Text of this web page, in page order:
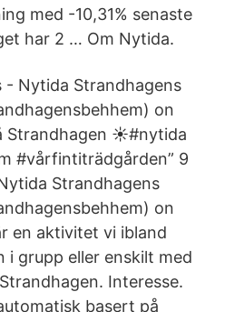
med -10,31% senaste
har 2 … Om Nytida.
- Nytida Strandhagens
on
Strandhagen ☀️#nytida
#vårfintiträdgården” 9
Strandhagens
on
en aktivitet vi ibland
i grupp eller enskilt med
Interesse.
basert på